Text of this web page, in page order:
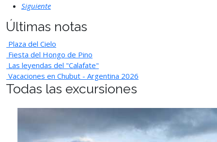
Siguiente
Últimas notas
Plaza del Cielo
Fiesta del Hongo de Pino
Las leyendas del "Calafate"
Vacaciones en Chubut - Argentina 2026
Todas las excursiones